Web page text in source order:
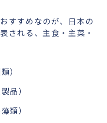
すすめなのが、日本の
される、主食・主菜・
）
品）
類）